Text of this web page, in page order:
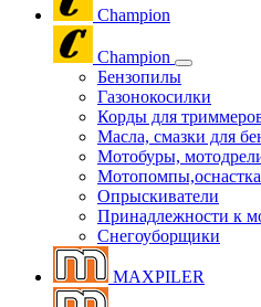
Champion
Champion
Бензопилы
Газонокосилки
Корды для
Масла, смазки для
Мотобуры,
Опрыскиватели
Принадлежности к
Снегоуборщики
MAXPILER